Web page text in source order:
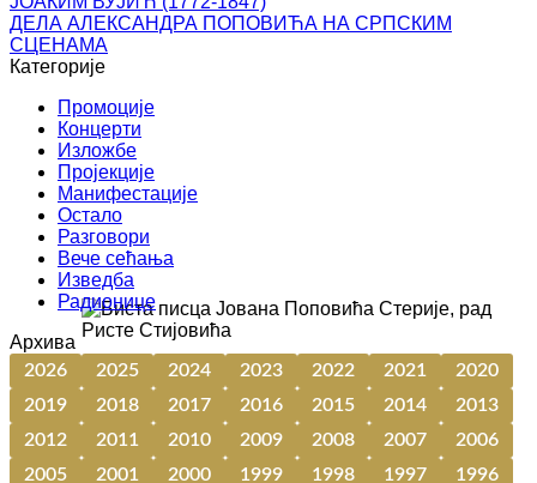
ДЕЛА АЛЕКСАНДРА ПОПОВИЋА НА СРПСКИМ
СЦЕНАМА
Категорије
Промоције
Концерти
Изложбе
Пројекције
Манифестације
Остало
Разговори
Вече сећања
Изведба
Радионице
Архива
2026 2025 2024 2023 2022 2021
2020
2019
2018 2017 2016 2015 2014
2013
2012
2011 2010 2009 2008 2007
2006
2005
2001 2000 1999 1998 1997 1996